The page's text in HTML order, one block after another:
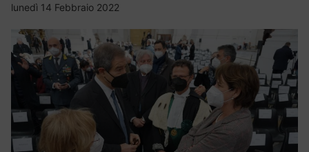
lunedì 14 Febbraio 2022